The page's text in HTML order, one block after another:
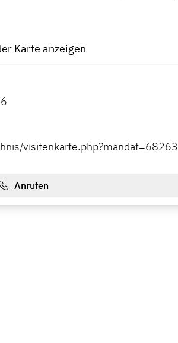
Karte anzeigen
visitenkarte.php?mandat=68263
Anrufen